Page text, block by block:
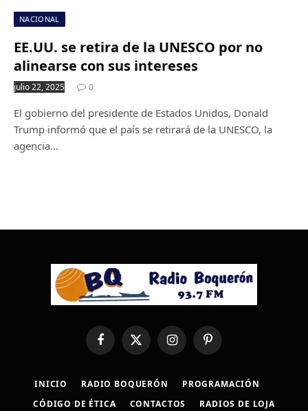
NACIONAL
EE.UU. se retira de la UNESCO por no
alinearse con sus intereses
julio 22, 2025 0
El gobierno del presidente de Estados Unidos, Donald
Trump informó que el país se retirará de la UNESCO, la
agencia…
FacebookX
(Twitter)
InstagramPinterest
INICIO RADIO BOQUERÓN
PROGRAMACIÓN
CÓDIGO DE ÉTICA
CONTACTOS RADIOS DE LOJA